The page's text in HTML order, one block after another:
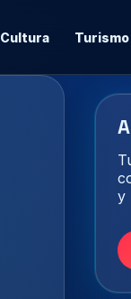
Cultura Turismo
y